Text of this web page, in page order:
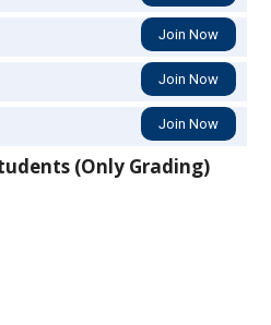
Join Now
Join Now
Join Now
(Only Grading)